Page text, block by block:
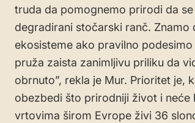
truda da pomognemo prirodi da
degradirani stočarski ranč.
ekosisteme ako pravilno
pruža zaista zanimljivu priliku da
obrnuto”, rekla je Mur. Prioritet je,
obezbedi što prirodniji život i
vrtovima širom Evrope živi 36